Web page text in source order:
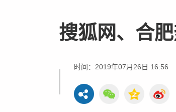
搜狐网、合
时间：2019年07月26日 16:56